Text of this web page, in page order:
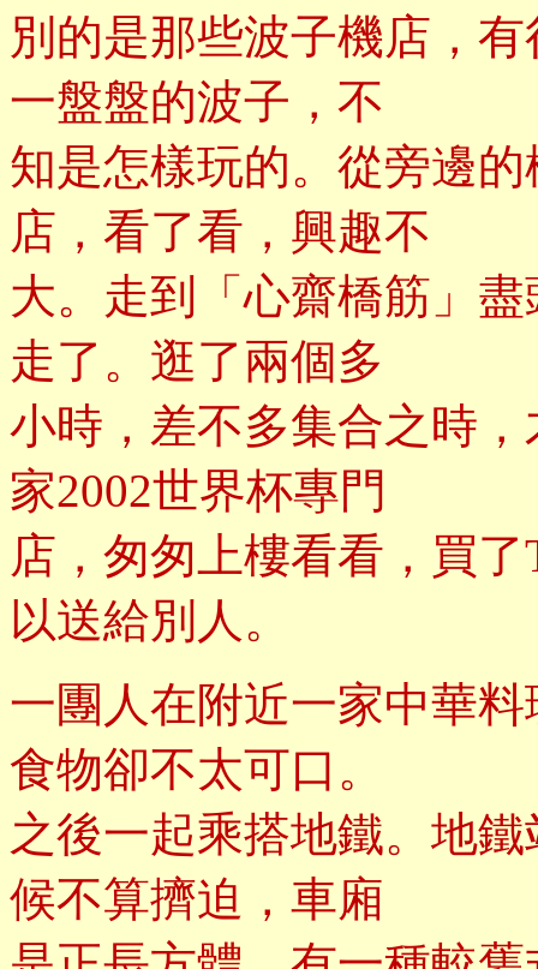
別的是那些波子機店，
一盤盤的波子，不
知是怎樣玩的。從旁邊
店，看了看，興趣不
大。走到「心齋橋筋」
走了。逛了兩個多
小時，差不多集合之時
家2002世界杯專門
店，匆匆上樓看看，買
以送給別人。
一團人在附近一家中華
食物卻不太可口。
之後一起乘搭地鐵。地
候不算擠迫，車廂